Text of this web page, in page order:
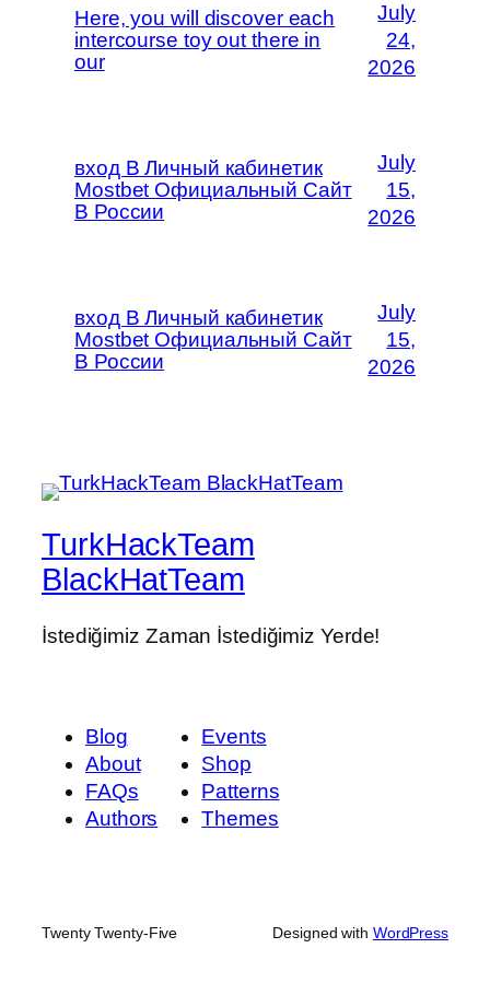
Here, you will discover each
intercourse toy out there in
our
July
24,
2026
вход В Личный кабинетик
Mostbet Официальный Сайт
В России
July
15,
2026
вход В Личный кабинетик
Mostbet Официальный Сайт
В России
July
15,
2026
TurkHackTeam
BlackHatTeam
İstediğimiz Zaman İstediğimiz Yerde!
Blog
About
FAQs
Authors
Events
Shop
Patterns
Themes
Twenty Twenty-Five Designed with WordPress